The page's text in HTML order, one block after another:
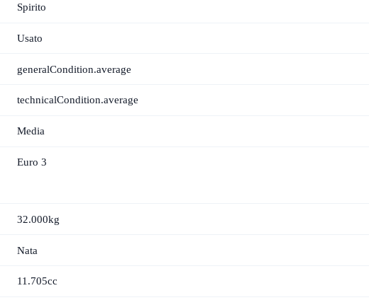
Spirito
Usato
generalCondition.average
technicalCondition.average
Media
Euro 3
32.000kg
Nata
11.705cc